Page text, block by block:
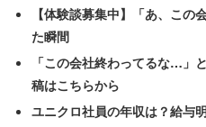
コミュ障はどうすればいいのか。
【体験談募集中】「あ、この
た瞬間
「この会社終わってるな…
稿はこちらから
ユニクロ社員の年収は？給与